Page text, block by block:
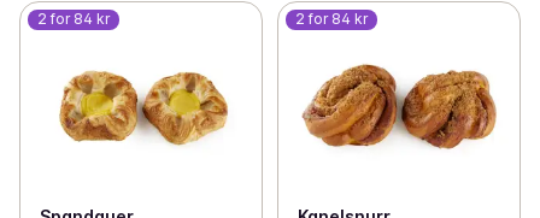
2 for 84 kr 2 for 84 kr